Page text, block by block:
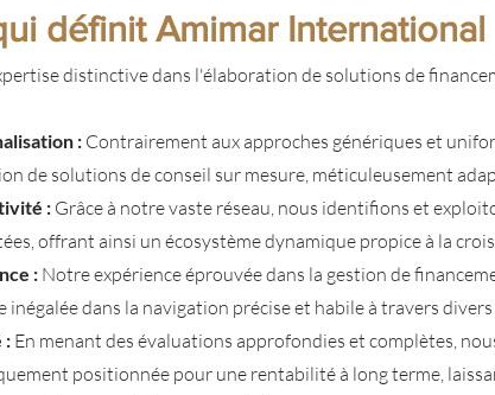
définit Amimar International
distinctive dans l'élaboration de solutions de
: Contrairement aux approches génériques et
de solutions de conseil sur mesure, méticuleusement
: Grâce à notre vaste réseau, nous identifions et
offrant ainsi un écosystème dynamique propice à la
: Notre expérience éprouvée dans la gestion de
inégalée dans la navigation précise et habile à travers
: En menant des évaluations approfondies et complètes,
positionnée pour une rentabilité à long terme,